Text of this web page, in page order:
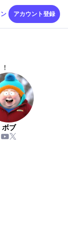
アカウント登録
ボブ